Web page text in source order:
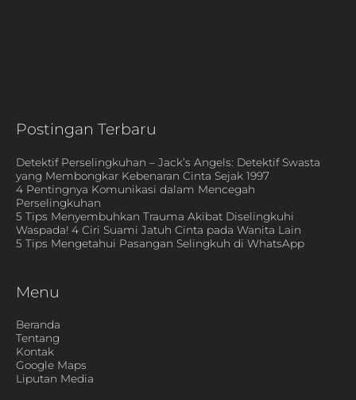
Postingan Terbaru
Detektif Perselingkuhan – Jack’s Angels: Detektif Swasta
yang Membongkar Kebenaran Cinta Sejak 1997
4 Pentingnya Komunikasi dalam Mencegah
Perselingkuhan
5 Tips Menyembuhkan Trauma Akibat Diselingkuhi
Waspada! 4 Ciri Suami Jatuh Cinta pada Wanita Lain
5 Tips Mengetahui Pasangan Selingkuh di WhatsApp
Menu
Beranda
Tentang
Kontak
Google Maps
Liputan Media